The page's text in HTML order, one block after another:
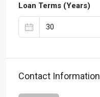
Loan Terms (Years)
Contact Information